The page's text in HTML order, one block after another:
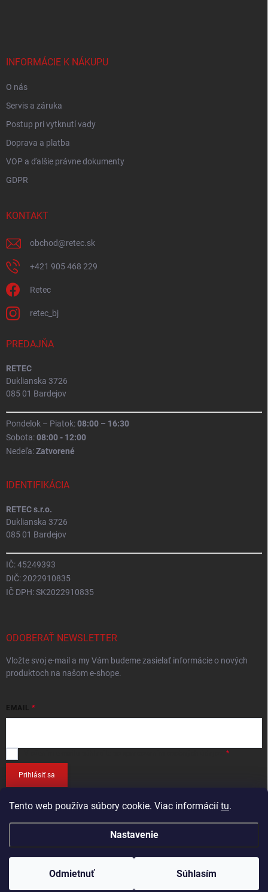
Tento web používa súbory cookie. Viac informácií tu.
Nastavenie
Odmietnuť Súhlasím
INFORMÁCIE K NÁKUPU
O nás
Servis a záruka
Postup pri vytknutí vady
Doprava a platba
VOP a ďalšie právne dokumenty
GDPR
KONTAKT
obchod@retec.sk
+421 905 468 229
Retec
retec_bj
PREDAJŇA
RETEC
Duklianska 3726
085 01 Bardejov
Pondelok – Piatok:08:00 – 16:30
Sobota:08:00 - 12:00
Nedeľa:Zatvorené
IDENTIFIKÁCIA
RETEC s.r.o.
Duklianska 3726
085 01 Bardejov
IČ: 45249393
DIČ: 2022910835
IČ DPH: SK2022910835
ODOBERAŤ NEWSLETTER
Vložte svoj e-mail a my Vám budeme zasielať informácie o nových
produktoch na našom e-shope.
EMAIL
Prihlásiť sa
Vytvoril Shoptet
Copyright 2026 . Všetky práva vyhradené.